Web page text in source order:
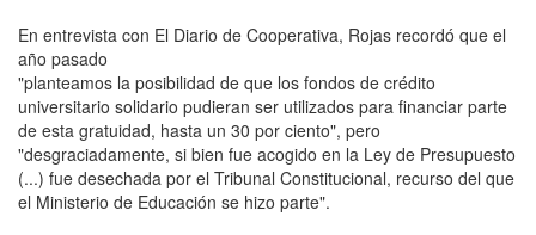
En entrevista con El Diario de Cooperativa, Rojas recordó que el
año pasado
"planteamos la posibilidad de que los fondos de crédito
universitario solidario pudieran ser utilizados para financiar parte
de esta gratuidad, hasta un 30 por ciento", pero
"desgraciadamente, si bien fue acogido en la Ley de Presupuesto
(...) fue desechada por el Tribunal Constitucional, recurso del que
el Ministerio de Educación se hizo parte".